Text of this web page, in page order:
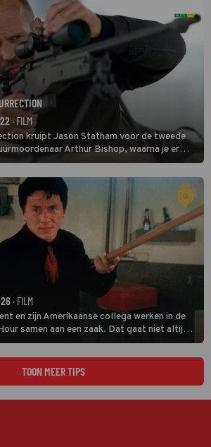
· FILM
kruipt Jason Statham voor de tweede
Arthur Bishop, waarna je er
dat er van Bishops geplande pensioen niet
· FILM
en zijn Amerikaanse collega werken in de
samen aan een zaak. Dat gaat niet altijd
TOON MEER TIPS